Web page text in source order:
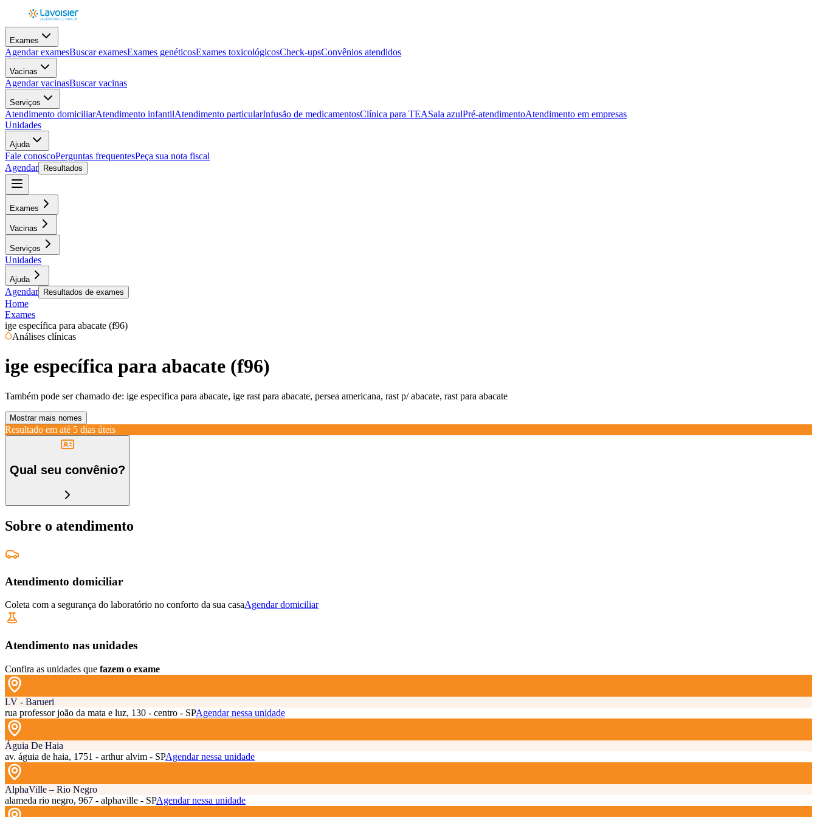
Exames
Agendar examesBuscar examesExames genéticosExames toxicológicosCheck-upsConvênios atendidos
Vacinas
Agendar vacinasBuscar vacinas
Serviços
Atendimento domiciliarAtendimento infantilAtendimento particularInfusão de medicamentosClínica para TEASala azulPré-atendimentoAtendimento em empresas
Unidades
Ajuda
Fale conoscoPerguntas frequentesPeça sua nota fiscal
Agendar
Resultados
Exames
Vacinas
Serviços
Unidades
Ajuda
Agendar Resultados de exames
Home
Exames
ige específica para abacate (f96)
Análises clínicas
ige específica para abacate (f96)
Também pode ser chamado de: ige especifica para abacate, ige rast para abacate, persea americana, rast p/ abacate, rast para abacate
Mostrar mais nomes
Resultado em até 5 dias úteis
Qual seu convênio?
Sobre o atendimento
Atendimento domiciliar
Coleta com a segurança do laboratório no conforto da sua casaAgendar domiciliar
Atendimento nas unidades
Confira as unidades que fazem o exame
LV - Barueri
rua professor joão da mata e luz, 130 - centro - SPAgendar nessa unidade
Águia De Haia
av. águia de haia, 1751 - arthur alvim - SPAgendar nessa unidade
AlphaVille – Rio Negro
alameda rio negro, 967 - alphaville - SPAgendar nessa unidade